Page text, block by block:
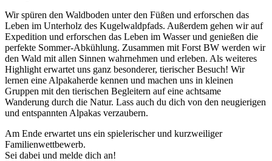
Wir spüren den Waldboden unter den Füßen und erforschen das
Leben im Unterholz des Kugelwaldpfads. Außerdem gehen wir auf
Expedition und erforschen das Leben im Wasser und genießen die
perfekte Sommer-Abkühlung. Zusammen mit Forst BW werden wir
den Wald mit allen Sinnen wahrnehmen und erleben. Als weiteres
Highlight erwartet uns ganz besonderer, tierischer Besuch! Wir
lernen eine Alpakaherde kennen und machen uns in kleinen
Gruppen mit den tierischen Begleitern auf eine achtsame
Wanderung durch die Natur. Lass auch du dich von den neugierigen
und entspannten Alpakas verzaubern.
Am Ende erwartet uns ein spielerischer und kurzweiliger
Familienwettbewerb.
Sei dabei und melde dich an!